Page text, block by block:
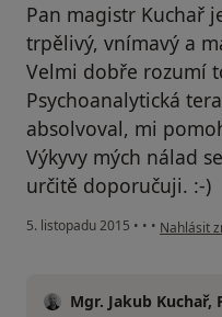
Pan magistr Kuchař
trpělivý, vnímavý a
Velmi dobře rozumí
Psychoanalytická
absolvoval, mi
Výkyvy mých nálad
určitě doporučuji. :-)
5. listopadu 2015 • • • podle
Nahlásit
Mgr. Jakub Kuchař,